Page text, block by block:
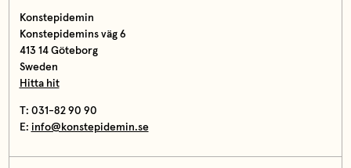
Konstepidemin
Konstepidemins väg 6
413 14 Göteborg
Sweden
Hitta hit
T: 031-82 90 90
E: info@konstepidemin.se